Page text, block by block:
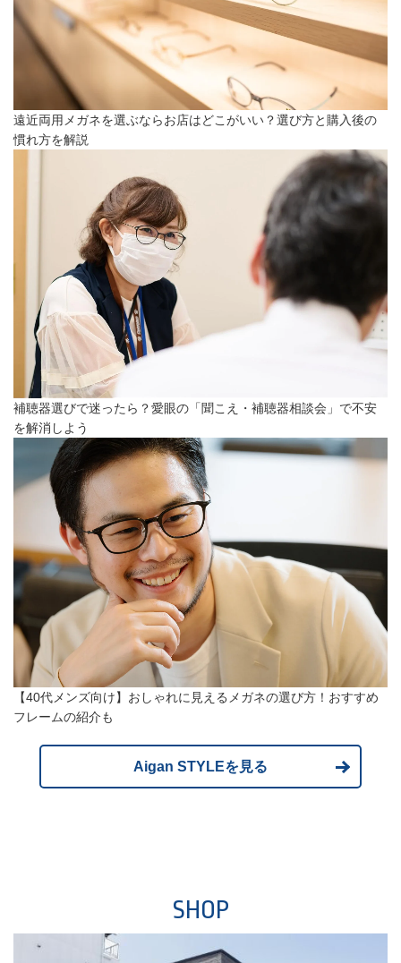
遠近両用メガネを選ぶならお店はどこがいい？選び方と購入後の
慣れ方を解説
補聴器選びで迷ったら？愛眼の「聞こえ・補聴器相談会」で不安
を解消しよう
【40代メンズ向け】おしゃれに見えるメガネの選び方！おすすめ
フレームの紹介も
Aigan STYLEを見る
SHOP